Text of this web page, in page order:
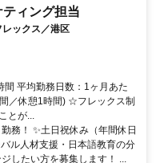
ィング担当
ックス／港区
平均勤務日数：1ヶ月あた
／休憩1時間) ☆フレックス制
とが...
務！ ✨土日祝休み（年間休日
ル人材支援・日本語教育の分
したい方を募集します！ ...